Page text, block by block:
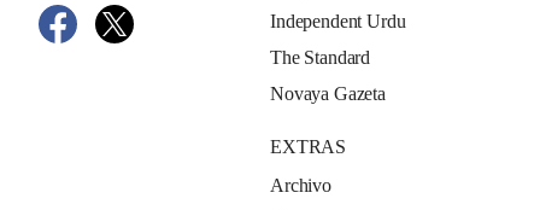
Independent Urdu
The Standard
Novaya Gazeta
EXTRAS
Archivo